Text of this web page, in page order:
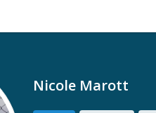
Nicole Marott